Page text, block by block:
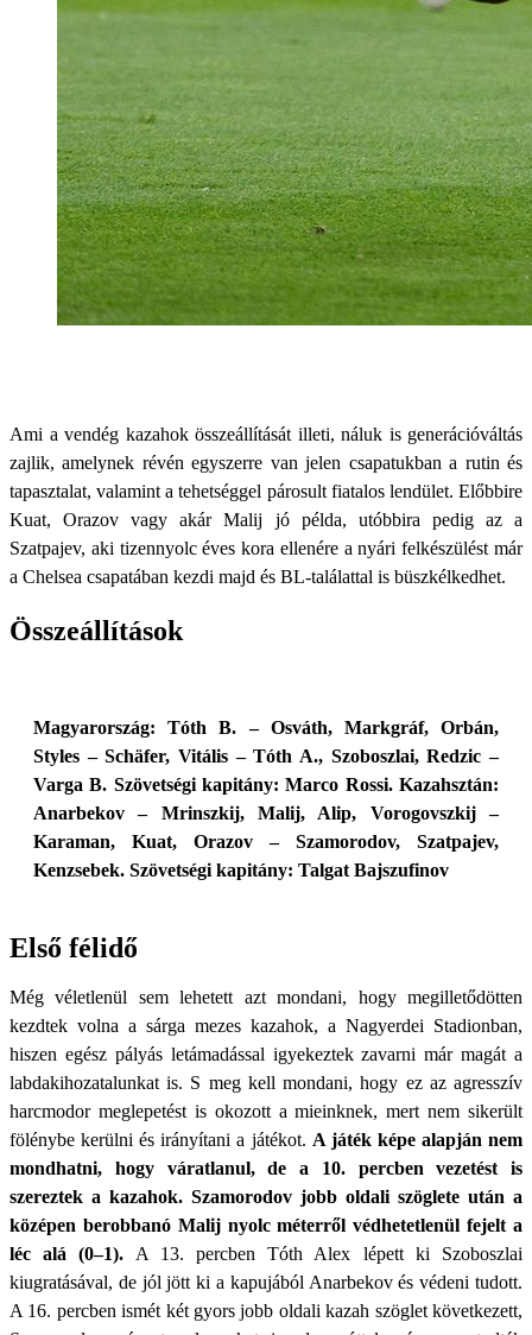
Ami a vendég kazahok összeállítását illeti, náluk is generációváltás
zajlik, amelynek révén egyszerre van jelen csapatukban a rutin és
tapasztalat, valamint a tehetséggel párosult fiatalos lendület. Előbbire
Kuat, Orazov vagy akár Malij jó példa, utóbbira pedig az a
Szatpajev, aki tizennyolc éves kora ellenére a nyári felkészülést már
a Chelsea csapatában kezdi majd és BL-találattal is büszkélkedhet.
Összeállítások
Magyarország: Tóth B. – Osváth, Markgráf, Orbán,
Styles – Schäfer, Vitális – Tóth A., Szoboszlai, Redzic –
Varga B. Szövetségi kapitány: Marco Rossi. Kazahsztán:
Anarbekov – Mrinszkij, Malij, Alip, Vorogovszkij –
Karaman, Kuat, Orazov – Szamorodov, Szatpajev,
Kenzsebek. Szövetségi kapitány: Talgat Bajszufinov
Első félidő
Még véletlenül sem lehetett azt mondani, hogy megilletődötten
kezdtek volna a sárga mezes kazahok, a Nagyerdei Stadionban,
hiszen egész pályás letámadással igyekeztek zavarni már magát a
labdakihozatalunkat is. S meg kell mondani, hogy ez az agresszív
harcmodor meglepetést is okozott a mieinknek, mert nem sikerült
fölénybe kerülni és irányítani a játékot. A játék képe alapján nem
mondhatni, hogy váratlanul, de a 10. percben vezetést is
szereztek a kazahok. Szamorodov jobb oldali szöglete után a
középen berobbanó Malij nyolc méterről védhetetlenül fejelt a
léc alá (0–1). A 13. percben Tóth Alex lépett ki Szoboszlai
kiugratásával, de jól jött ki a kapujából Anarbekov és védeni tudott.
A 16. percben ismét két gyors jobb oldali kazah szöglet következett,